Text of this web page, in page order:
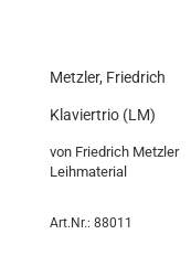
Metzler, Friedrich
Klaviertrio (LM)
von Friedrich Metzler
Leihmaterial
Art.Nr.: 88011